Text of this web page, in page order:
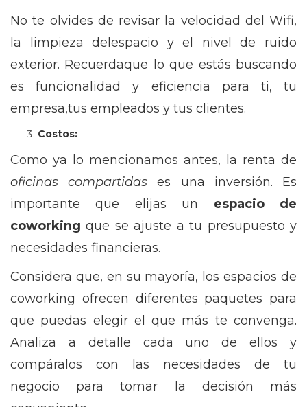
No te olvides de revisar la velocidad del Wifi,
la limpieza delespacio y el nivel de ruido
exterior. Recuerdaque lo que estás buscando
es funcionalidad y eficiencia para ti, tu
empresa,tus empleados y tus clientes.
Costos:
Como ya lo mencionamos antes, la renta de
oficinas compartidas es una inversión. Es
importante que elijas un espacio de
coworking que se ajuste a tu presupuesto y
necesidades financieras.
Considera que, en su mayoría, los espacios de
coworking ofrecen diferentes paquetes para
que puedas elegir el que más te convenga.
Analiza a detalle cada uno de ellos y
compáralos con las necesidades de tu
negocio para tomar la decisión más